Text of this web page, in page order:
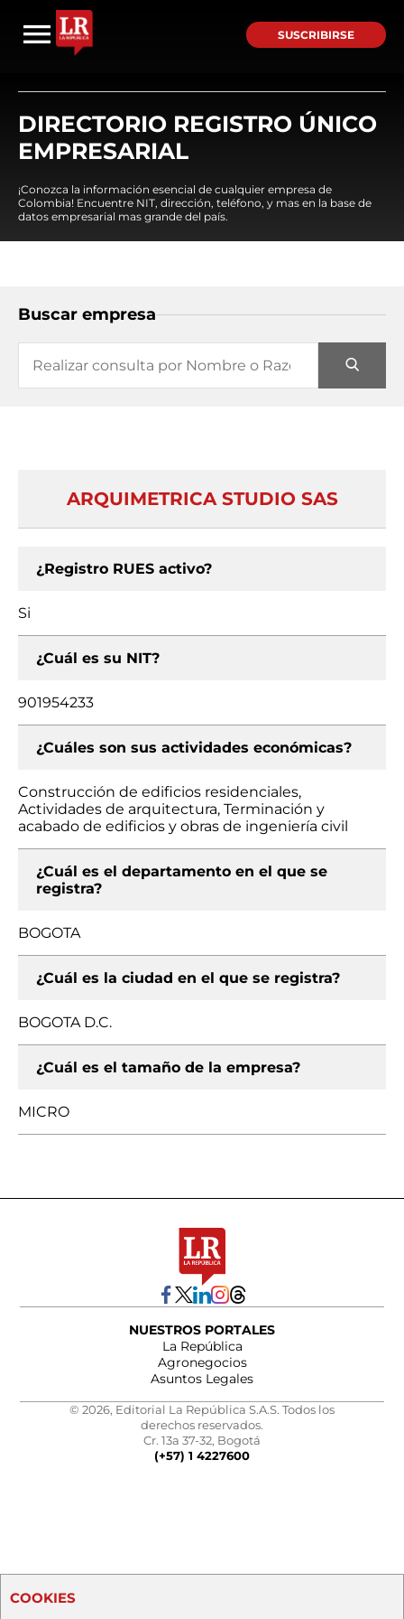
SUSCRIBIRSE
DIRECTORIO REGISTRO ÚNICO
EMPRESARIAL
¡Conozca la información esencial de cualquier empresa de
Colombia! Encuentre NIT, dirección, teléfono, y mas en la base de
datos empresarial mas grande del país.
Buscar empresa
ARQUIMETRICA STUDIO SAS
¿Registro RUES activo?
Si
¿Cuál es su NIT?
901954233
¿Cuáles son sus actividades económicas?
Construcción de edificios residenciales,
Actividades de arquitectura, Terminación y
acabado de edificios y obras de ingeniería civil
¿Cuál es el departamento en el que se
registra?
BOGOTA
¿Cuál es la ciudad en el que se registra?
BOGOTA D.C.
¿Cuál es el tamaño de la empresa?
MICRO
NUESTROS PORTALES
La República
Agronegocios
Asuntos Legales
© 2026, Editorial La República S.A.S. Todos los
derechos reservados.
Cr. 13a 37-32, Bogotá
(+57) 1 4227600
COOKIES